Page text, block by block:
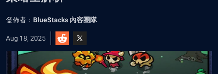
發佈者： BlueStacks 內容團隊
Aug 18, 2025